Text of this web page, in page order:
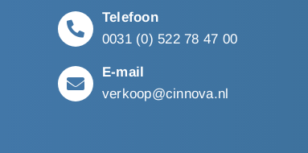
Telefoon
0031 (0) 522 78 47 00
E-mail
verkoop@cinnova.nl